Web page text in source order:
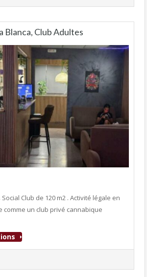
Blanca, Club Adultes
Fonds de commerce
Club de 120 m2 . Activité légale en
comme un club privé cannabique